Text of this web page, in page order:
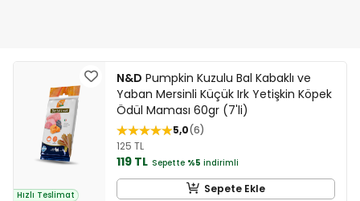
Hızlı Teslimat
N&D Pumpkin Kuzulu Bal Kabaklı ve
Yaban Mersinli Küçük Irk Yetişkin Köpek
Ödül Maması 60gr (7'li)
5,0 6
125 TL
119 TL Sepette %5 indirimli
Sepete Ekle